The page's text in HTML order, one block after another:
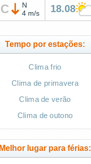
C
N
4 m/s
18.08
Tempo por estações:
Clima frio
Clima de primavera
Clima de verão
Clima de outono
Melhor lugar para férias: